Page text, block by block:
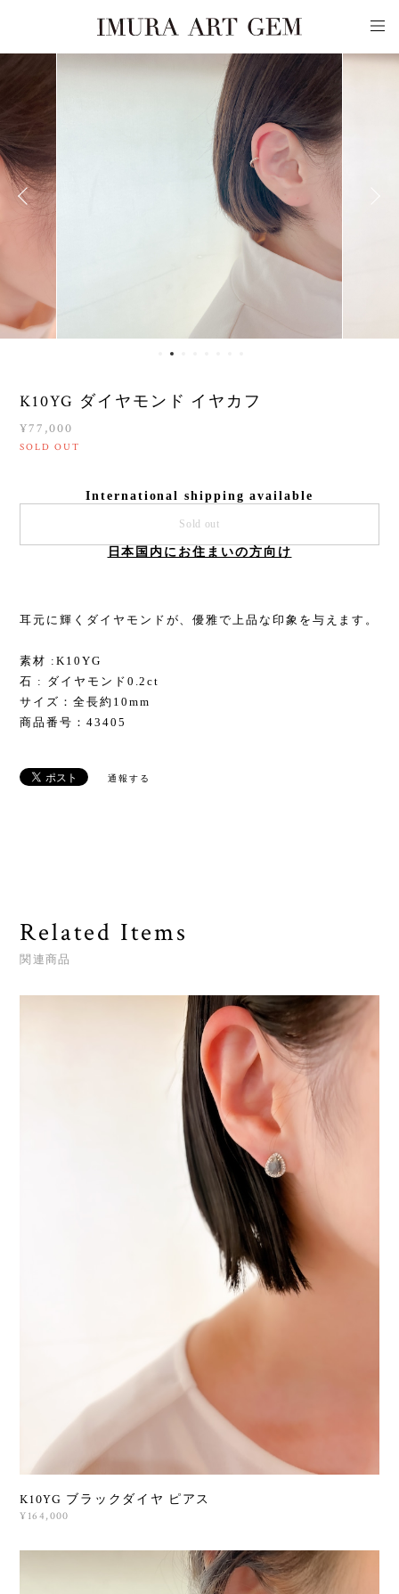
K10YG ダイヤモンド イヤカフ
¥77,000
SOLD OUT
International shipping available
Sold out
日本国内にお住まいの方向け
耳元に輝くダイヤモンドが、優雅で上品な印象を与えます。
素材 :K10YG
石 : ダイヤモンド0.2ct
サイズ：全長約10mm
商品番号：43405
通報する
Related Items
関連商品
K10YG ブラックダイヤ ピアス
¥164,000